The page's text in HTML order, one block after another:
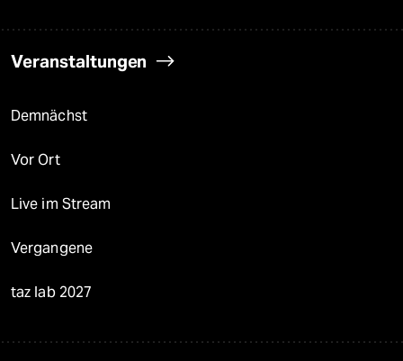
Veranstaltungen
Demnächst
Vor Ort
Live im Stream
Vergangene
taz lab 2027